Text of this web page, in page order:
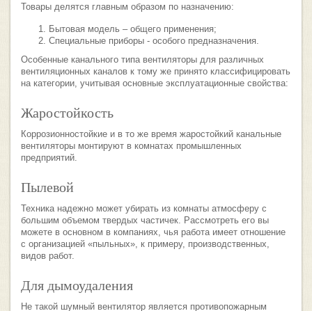
Товары делятся главным образом по назначению:
Бытовая модель – общего применения;
Специальные приборы - особого предназначения.
Особенные канального типа вентиляторы для различных
вентиляционных каналов к тому же принято классифицировать
на категории, учитывая основные эксплуатационные свойства:
Жаростойкость
Коррозионностойкие и в то же время жаростойкий канальные
вентиляторы монтируют в комнатах промышленных
предприятий.
Пылевой
Техника надежно может убирать из комнаты атмосферу с
большим объемом твердых частичек. Рассмотреть его вы
можете в основном в компаниях, чья работа имеет отношение
с организацией «пыльных», к примеру, производственных,
видов работ.
Для дымоудаления
Не такой шумный вентилятор является противопожарным